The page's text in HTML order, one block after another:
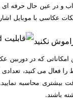
و در عین حال حرفه
عکاسی با موبایل
نکنید
فعال می کنید،
بیشتری محاسبه
باشند.